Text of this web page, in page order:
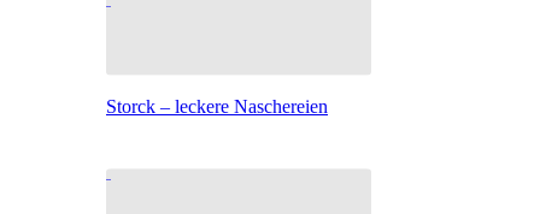
Storck – leckere Naschereien